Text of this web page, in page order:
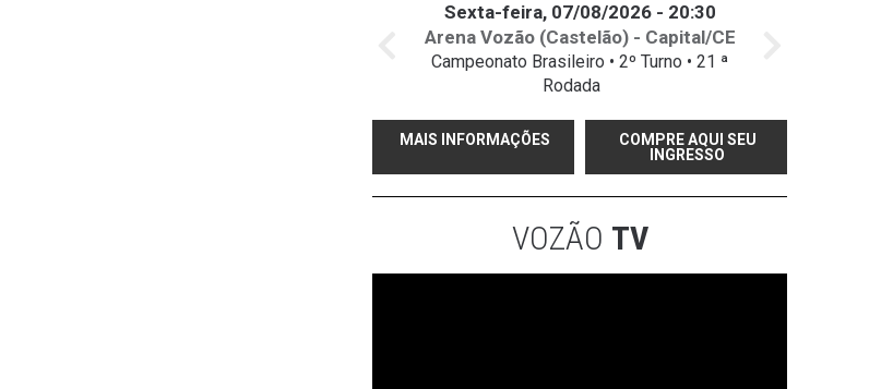
Sexta-feira, 07/08/2026 - 20:30
Arena Vozão (Castelão) - Capital/CE
Campeonato Brasileiro • 2º Turno • 21 ª
Rodada
MAIS INFORMAÇÕES
COMPRE AQUI SEU
INGRESSO
VOZÃO TV